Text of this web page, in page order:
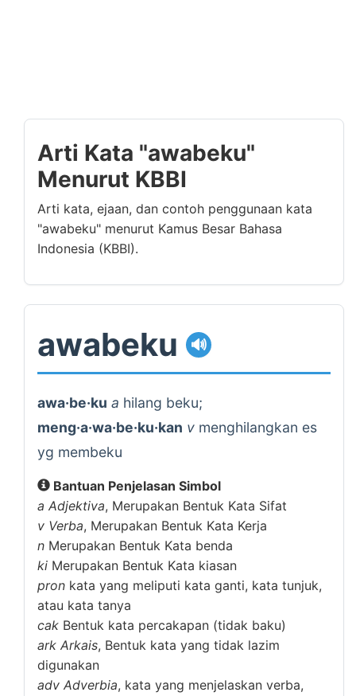
Arti Kata "awabeku"
Menurut KBBI
Arti kata, ejaan, dan contoh penggunaan kata
"awabeku" menurut Kamus Besar Bahasa
Indonesia (KBBI).
awabeku 🔊
awa·be·ku a hilang beku;
meng·a·wa·be·ku·kan v menghilangkan es
yg membeku
Bantuan Penjelasan Simbol
a Adjektiva, Merupakan Bentuk Kata Sifat
v Verba, Merupakan Bentuk Kata Kerja
n Merupakan Bentuk Kata benda
ki Merupakan Bentuk Kata kiasan
pron kata yang meliputi kata ganti, kata tunjuk,
atau kata tanya
cak Bentuk kata percakapan (tidak baku)
ark Arkais, Bentuk kata yang tidak lazim
digunakan
adv Adverbia, kata yang menjelaskan verba,